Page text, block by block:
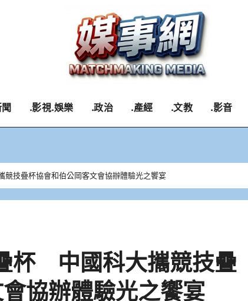
.影視.娛樂 .政治 .產經 .文教 .影音
技疊杯協會和伯公岡客文會協辦體驗光之饗宴
杯 中國科大攜競技疊
協辦體驗光之饗宴